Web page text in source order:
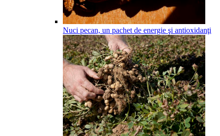
Nuci pecan, un pachet de energie şi antioxidanţi